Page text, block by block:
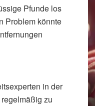
Pfunde los
Problem könnte
in der
zu